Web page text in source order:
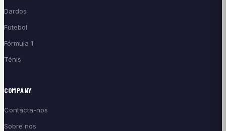
Dardos
Futebol
Fórmula 1
Ténis
COMPANY
Contacta-nos
Sobre nós